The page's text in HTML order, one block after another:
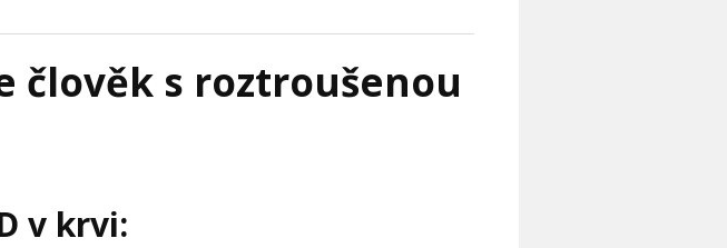
člověk s roztroušenou
v krvi: